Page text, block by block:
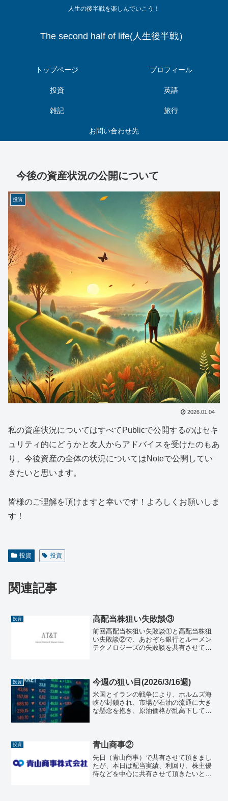
人生の後半戦を楽しんでいこう！
The second half of life(人生後半戦）
トップページ プロフィール
投資 英語
雑記 旅行
お問い合わせ先
今後の資産状況の公開について
投資
2026.01.04
私の資産状況についてはすべてPublicで公開するのはセキ
ュリティ的にどうかと友人からアドバイスを受けたのもあ
り、今後資産の全体の状況についてはNoteで公開してい
きたいと思います。
皆様のご理解を頂けますと幸いです！よろしくお願いしま
す！
投資 投資
関連記事
投資 高配当株狙い失敗談③
前回高配当株狙い失敗談①と高配当株狙
い失敗談②で、あおぞら銀行とルーメン
テクノロジーズの失敗談を共有させて頂
な企業だと思...
投資 今週の狙い目(2026/3/16週)
米国とイランの戦争により、ホルムズ海
峡が封鎖され、市場が石油の流通に大き
な懸念を抱き、原油価格が乱高下してい
日本株日本の株式市場週末...
投資 青山商事②
先日（青山商事）で共有させて頂きまし
たが、本日は配当実績、利回り、株主優
待などを中心に共有させて頂きたいと思